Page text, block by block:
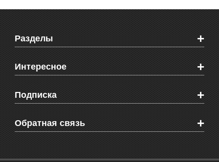
Разделы +
Новости Феодосии
Новости Крыма
Мировые новости
Объявления
Здоровье
СМС мнения читателей
Интересное +
Видео о Феодосии
Веб-камеры Феодосии
Блоги феодосийцев
Школы Феодосии
Подписка +
Печатная версия газеты "Кафа"
RSS
Обратная связь +
Рекламодателям
Контактная информация